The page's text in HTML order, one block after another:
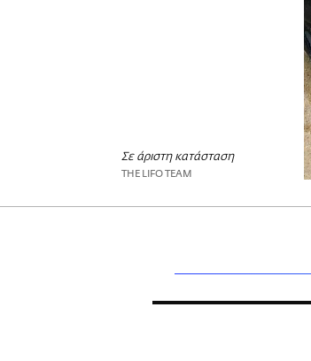
Σε άριστη κατάσταση
THE LIFO TEAM